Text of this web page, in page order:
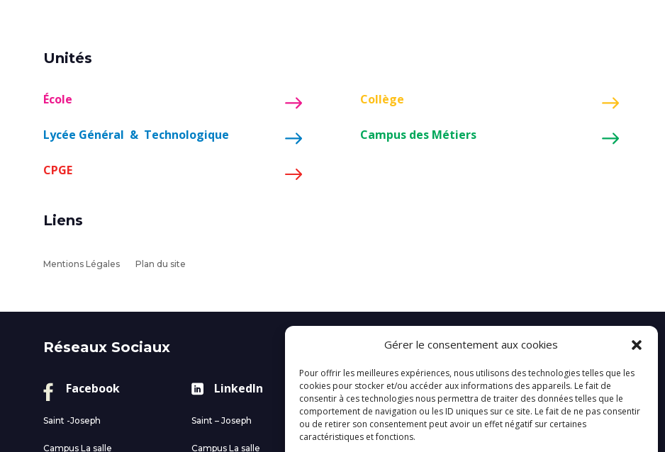
Gérer le consentement aux cookies
Pour offrir les meilleures expériences, nous utilisons des technologies telles que les
cookies pour stocker et/ou accéder aux informations des appareils. Le fait de
consentir à ces technologies nous permettra de traiter des données telles que le
comportement de navigation ou les ID uniques sur ce site. Le fait de ne pas consentir
ou de retirer son consentement peut avoir un effet négatif sur certaines
caractéristiques et fonctions.
Unités
École Collège
Lycée Général & Technologique Campus des Métiers
CPGE
Réseaux Sociaux
Facebook
Saint -Joseph
Campus La salle
LinkedIn
Saint – Joseph
Campus La salle
@Saintjo_Toulouse
Saint – Joseph
Youtube
Saint – Joseph
Liens
Mentions Légales Plan du site